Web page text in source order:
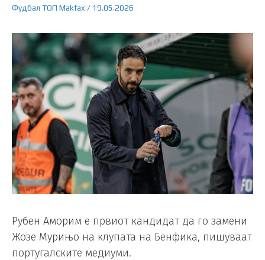
Фудбал ТОП Makfax / 19.05.2026
Рубен Аморим е првиот кандидат да го замени
Жозе Мурињо на клупата на Бенфика, пишуваат
португалските медиуми.